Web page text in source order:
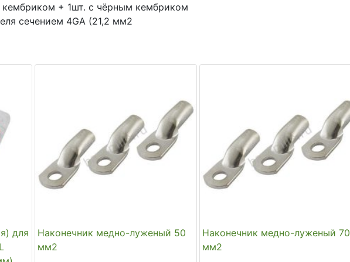
кембриком + 1шт. с чёрным кембриком
сечением 4GA (21,2 мм2
для
Наконечник медно-луженый 50
мм2
Наконечник медно-луженый 70
мм2